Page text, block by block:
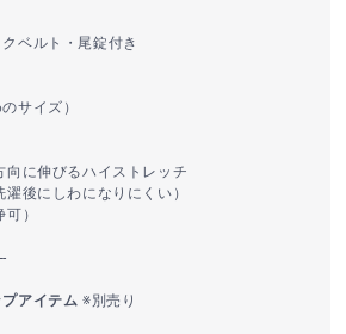
ベルト・尾錠付き
サイズ）
向に伸びるハイストレッチ
後にしわになりにくい）
）
アイテム ※別売り